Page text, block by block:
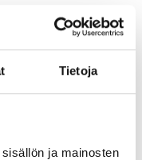
Tietoja
ja mainosten
maksut
kunnan